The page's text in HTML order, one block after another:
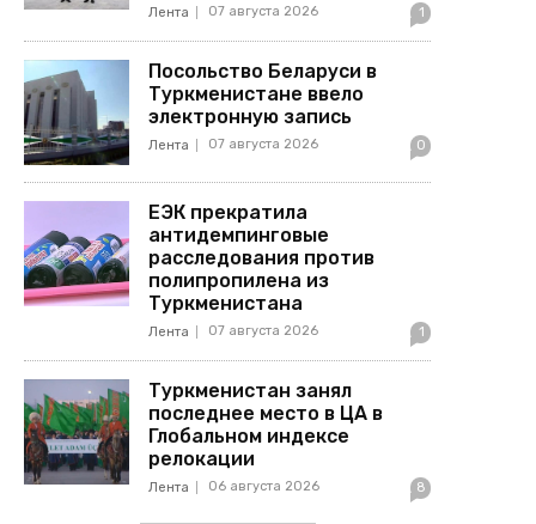
Лента 07 августа 2026 1
Посольство Беларуси в
Туркменистане ввело
электронную запись
Лента 07 августа 2026 0
ЕЭК прекратила
антидемпинговые
расследования против
полипропилена из
Туркменистана
Лента 07 августа 2026 1
Туркменистан занял
последнее место в ЦА в
Глобальном индексе
релокации
Лента 06 августа 2026 8